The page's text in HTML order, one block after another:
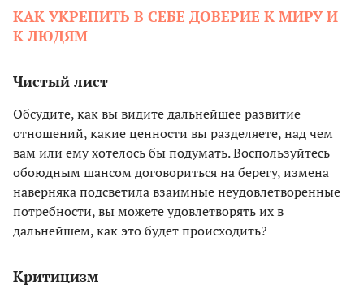
КАК УКРЕПИТЬ В СЕБЕ ДОВЕРИЕ К МИРУ И
К ЛЮДЯМ
Чистый лист
Обсудите, как вы видите дальнейшее развитие
отношений, какие ценности вы разделяете, над чем
вам или ему хотелось бы подумать. Воспользуйтесь
обоюдным шансом договориться на берегу, измена
наверняка подсветила взаимные неудовлетворенные
потребности, вы можете удовлетворять их в
дальнейшем, как это будет происходить?
Критицизм